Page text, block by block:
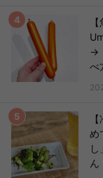
→
べ
め
ん